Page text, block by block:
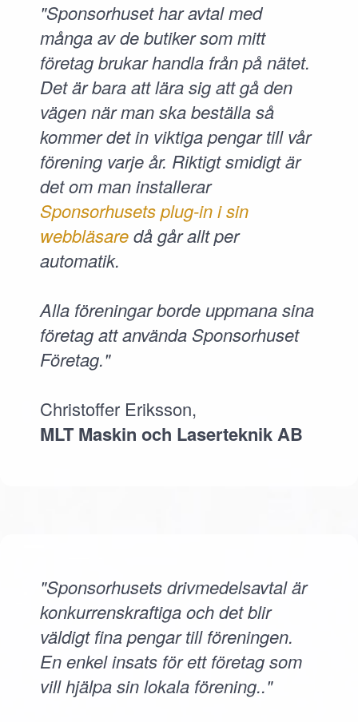
"Sponsorhuset har avtal med
många av de butiker som mitt
företag brukar handla från på nätet.
Det är bara att lära sig att gå den
vägen när man ska beställa så
kommer det in viktiga pengar till vår
förening varje år. Riktigt smidigt är
det om man installerar
Sponsorhusets plug-in i sin
webbläsaredå går allt per
automatik.
Alla föreningar borde uppmana sina
företag att använda Sponsorhuset
Företag."
Christoffer Eriksson,
MLT Maskin och Laserteknik AB
"Sponsorhusets drivmedelsavtal är
konkurrenskraftiga och det blir
väldigt fina pengar till föreningen.
En enkel insats för ett företag som
vill hjälpa sin lokala förening.."